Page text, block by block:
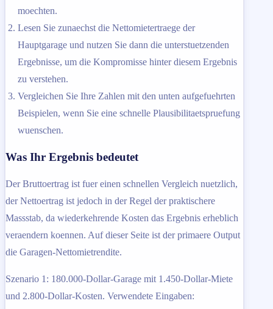
moechten.
Lesen Sie zunaechst die Nettomietertraege der
Hauptgarage und nutzen Sie dann die unterstuetzenden
Ergebnisse, um die Kompromisse hinter diesem Ergebnis
zu verstehen.
Vergleichen Sie Ihre Zahlen mit den unten aufgefuehrten
Beispielen, wenn Sie eine schnelle Plausibilitaetspruefung
wuenschen.
Was Ihr Ergebnis bedeutet
Der Bruttoertrag ist fuer einen schnellen Vergleich nuetzlich,
der Nettoertrag ist jedoch in der Regel der praktischere
Massstab, da wiederkehrende Kosten das Ergebnis erheblich
veraendern koennen. Auf dieser Seite ist der primaere Output
die Garagen-Nettomietrendite.
Szenario 1: 180.000-Dollar-Garage mit 1.450-Dollar-Miete
und 2.800-Dollar-Kosten. Verwendete Eingaben: